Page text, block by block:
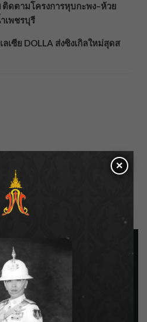
ติดตามโครงการหุบกะพง–ห้วย
เพชรบุรี
ลเซีย DOLLA ส่งซิงเกิลใหม่สุดส
×